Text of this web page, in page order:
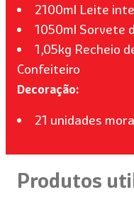
2100ml Leite
1050ml Sorvete
1,05kg Recheio
Confeiteiro
Decoração:
21 unidades
Produtos